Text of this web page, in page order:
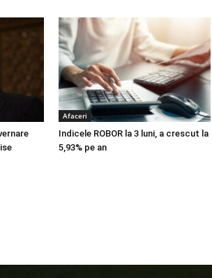
Afaceri
Indicele ROBOR la 3 luni, a crescut la
5,93% pe an